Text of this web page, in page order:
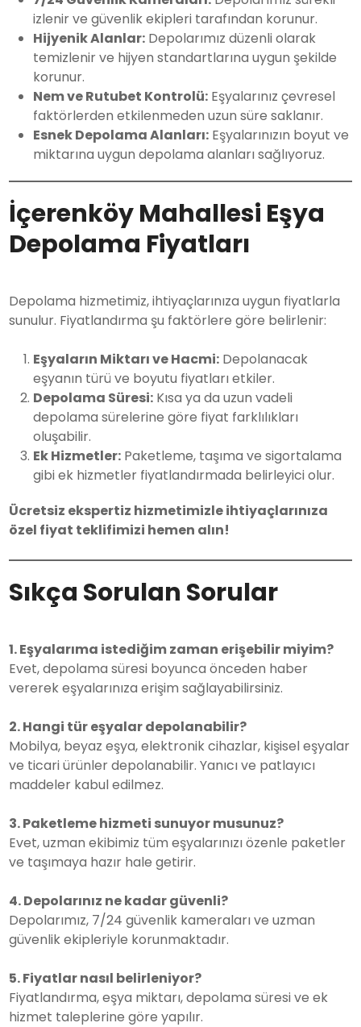
izlenir ve güvenlik ekipleri tarafından korunur.
Hijyenik Alanlar: Depolarımız düzenli olarak
temizlenir ve hijyen standartlarına uygun şekilde
korunur.
Nem ve Rutubet Kontrolü: Eşyalarınız çevresel
faktörlerden etkilenmeden uzun süre saklanır.
Esnek Depolama Alanları: Eşyalarınızın boyut ve
miktarına uygun depolama alanları sağlıyoruz.
İçerenköy Mahallesi Eşya
Depolama Fiyatları
Depolama hizmetimiz, ihtiyaçlarınıza uygun fiyatlarla
sunulur. Fiyatlandırma şu faktörlere göre belirlenir:
Eşyaların Miktarı ve Hacmi: Depolanacak
eşyanın türü ve boyutu fiyatları etkiler.
Depolama Süresi: Kısa ya da uzun vadeli
depolama sürelerine göre fiyat farklılıkları
oluşabilir.
Ek Hizmetler: Paketleme, taşıma ve sigortalama
gibi ek hizmetler fiyatlandırmada belirleyici olur.
Ücretsiz ekspertiz hizmetimizle ihtiyaçlarınıza
özel fiyat teklifimizi hemen alın!
Sıkça Sorulan Sorular
1. Eşyalarıma istediğim zaman erişebilir miyim?
Evet, depolama süresi boyunca önceden haber
vererek eşyalarınıza erişim sağlayabilirsiniz.
2. Hangi tür eşyalar depolanabilir?
Mobilya, beyaz eşya, elektronik cihazlar, kişisel eşyalar
ve ticari ürünler depolanabilir. Yanıcı ve patlayıcı
maddeler kabul edilmez.
3. Paketleme hizmeti sunuyor musunuz?
Evet, uzman ekibimiz tüm eşyalarınızı özenle paketler
ve taşımaya hazır hale getirir.
4. Depolarınız ne kadar güvenli?
Depolarımız, 7/24 güvenlik kameraları ve uzman
güvenlik ekipleriyle korunmaktadır.
5. Fiyatlar nasıl belirleniyor?
Fiyatlandırma, eşya miktarı, depolama süresi ve ek
hizmet taleplerine göre yapılır.